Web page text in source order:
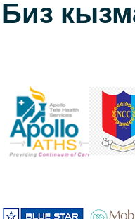
Биз
Китеби
Алыңыз